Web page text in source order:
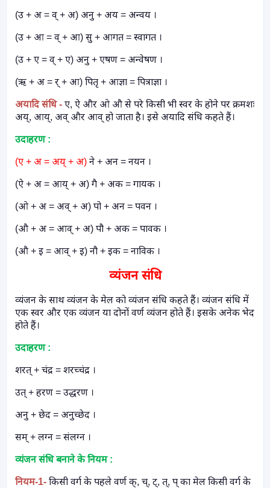
(उ + अ = व् + अ) अनु + अय = अन्वय ।
(उ + आ = व् + आ) सु + आगत = स्वागत ।
(उ + ए = व् + ए) अनु + एषण = अन्वेषण ।
(ऋ + अ = र् + आ) पितृ + आज्ञा = पित्राज्ञा ।
अयादि संधि - ए, ऐ और ओ औ से परे किसी भी स्वर के होने पर क्रमशः
अय्, आय्, अव् और आव् हो जाता है। इसे अयादि संधि कहते हैं।
उदाहरण :
(ए + अ = अय् + अ) ने + अन = नयन ।
(ऐ + अ = आय् + अ) गै + अक = गायक ।
(ओ + अ = अव् + अ) पो + अन = पवन ।
(औ + अ = आव् + अ) पौ + अक = पावक ।
(औ + इ = आव् + इ) नौ + इक = नाविक ।
व्यंजन संधि
व्यंजन के साथ व्यंजन के मेल को व्यंजन संधि कहते हैं। व्यंजन संधि में
एक स्वर और एक व्यंजन या दोनों वर्ण व्यंजन होते हैं। इसके अनेक भेद
होते हैं।
उदाहरण :
शरत् + चंद्र = शरच्चंद्र ।
उत् + हरण = उद्धरण ।
अनु + छेद = अनुच्छेद ।
सम् + लग्न = संलग्न ।
व्यंजन संधि बनाने के नियम :
नियम-1- किसी वर्ग के पहले वर्ण क्, च्, ट्, त्, प् का मेल किसी वर्ग के